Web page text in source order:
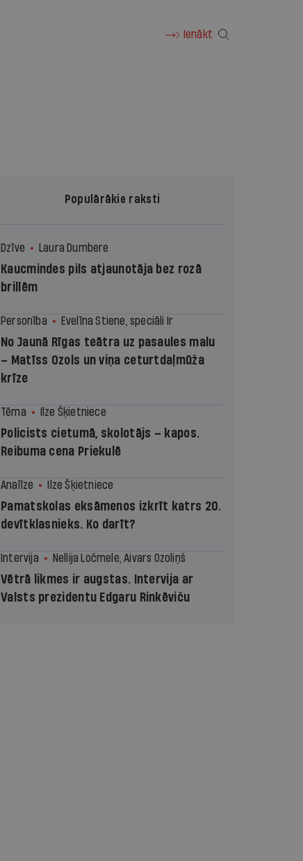
Ienākt
Populārākie raksti
Dzīve Laura Dumbere
Kaucmindes pils atjaunotāja bez rozā
brillēm
Personība Evelīna Stiene, speciāli Ir
No Jaunā Rīgas teātra uz pasaules malu
– Matīss Ozols un viņa ceturtdaļmūža
krīze
Tēma Ilze Šķietniece
Policists cietumā, skolotājs – kapos.
Reibuma cena Priekulē
Analīze Ilze Šķietniece
Pamatskolas eksāmenos izkrīt katrs 20.
devītklasnieks. Ko darīt?
Intervija Nellija Ločmele, Aivars Ozoliņš
Vētrā likmes ir augstas. Intervija ar
Valsts prezidentu Edgaru Rinkēviču